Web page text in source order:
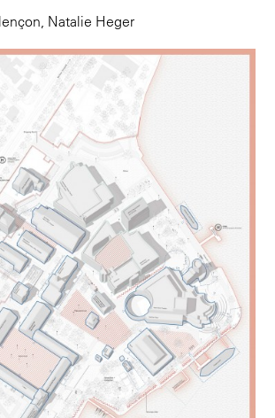
Natalie Heger